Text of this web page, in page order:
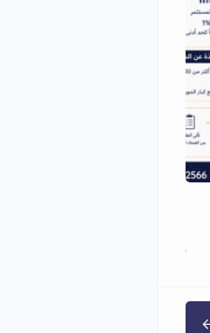
5,000,000 ر.س